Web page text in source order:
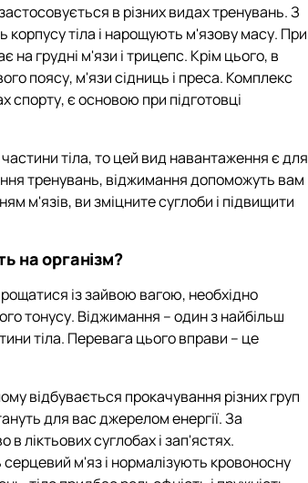
в різних видах тренувань. З
тіла і нарощують м'язову масу. При
на грудні м'язи і трицепс. Крім цього, в
поясу, м'язи сідниць і преса. Комплекс
спорту, є основою при підготовці
тіла, то цей вид навантаження є для
тренувань, віджимання допоможуть вам
м'язів, ви зміцните суглоби і підвищити
на організм?
із зайвою вагою, необхідно
тонусу. Віджимання – один з найбільш
тіла. Перевага цього вправи – це
відбувається прокачування різних груп
для вас джерелом енергії. За
ліктьових суглобах і зап'ястях.
м'яз і нормалізують кровоносну